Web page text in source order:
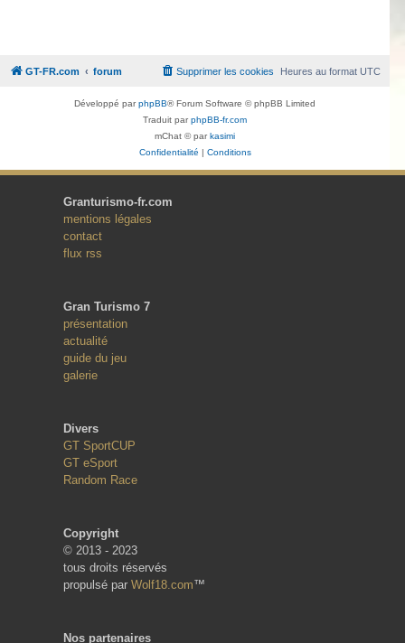
GT-FR.com forum Heures au formatUTC
Supprimer les cookies
Développé parphpBB® Forum Software © phpBB Limited
Traduit parphpBB-fr.com
mChat © par kasimi
Confidentialité
Conditions
Granturismo-fr.com
mentions légales
contact
flux rss
Gran Turismo 7
présentation
actualité
guide du jeu
galerie
Divers
GT SportCUP
GT eSport
Random Race
Copyright
© 2013 - 2023
tous droits réservés
propulsé par Wolf18.com™
Nos partenaires